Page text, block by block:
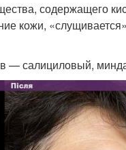
содержащего
кожи,
— салициловый,